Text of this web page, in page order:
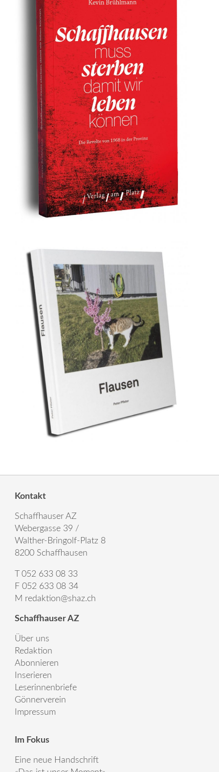
Kontakt
Schaffhauser AZ
Webergasse 39 /
Walther-Bringolf-Platz 8
8200 Schaffhausen
T 052 633 08 33
F 052 633 08 34
M redaktion@shaz.ch
Schaffhauser AZ
Über uns
Redaktion
Abonnieren
Inserieren
Leserinnenbriefe
Gönnerverein
Impressum
Im Fokus
Eine neue Handschrift